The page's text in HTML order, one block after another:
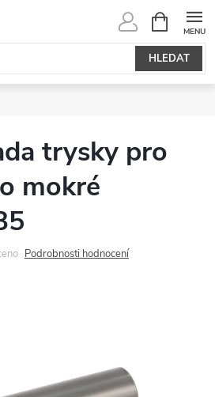
HLEDAT
NÁKUPNÍ
KOŠÍK
trysky pro
mokré
Podrobnosti hodnocení